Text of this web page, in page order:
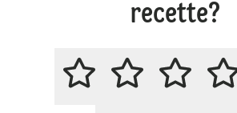
recette?
MERCI DE